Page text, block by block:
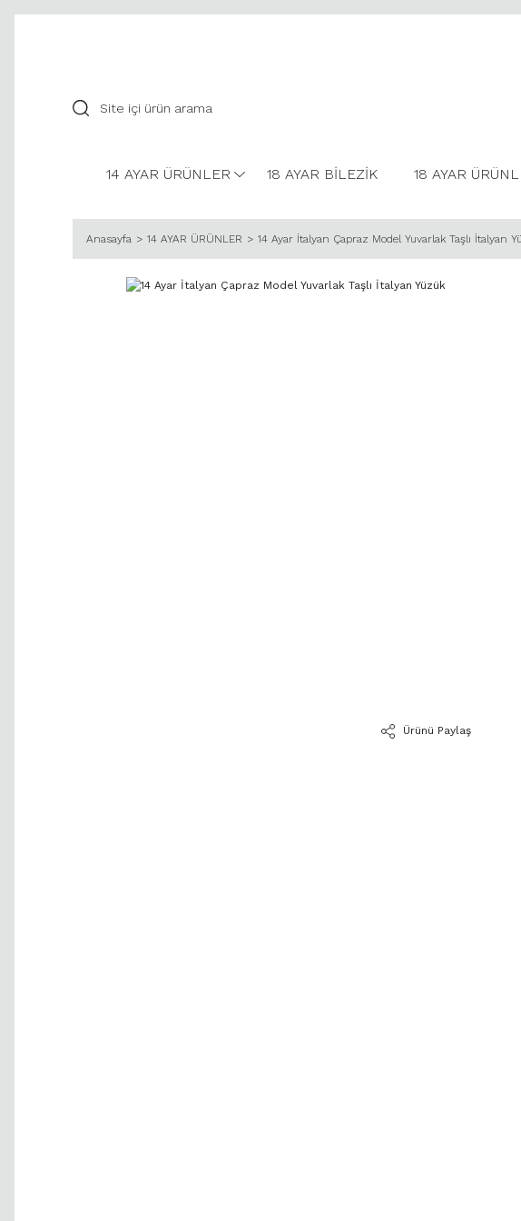
14 AYAR ÜRÜNLER 18 AYAR BİLEZİK 18 AYAR
Anasayfa 14 AYAR ÜRÜNLER 14 Ayar İtalyan Çapraz Model Yuvarlak Taşlı İtalyan
Ürünü Paylaş